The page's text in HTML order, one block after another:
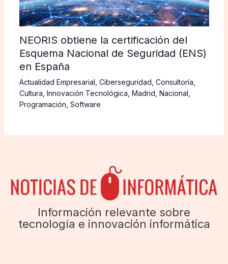
NEORIS obtiene la certificación del
Esquema Nacional de Seguridad (ENS)
en España
Actualidad Empresarial Ciberseguridad Consultoría
Cultura Innovación Tecnológica Madrid Nacional
Programación Software
Información relevante sobre
tecnología e innovación informática